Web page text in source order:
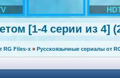
[1-4 серии из 4]
RG Files-x » Русскоязычные сериалы от